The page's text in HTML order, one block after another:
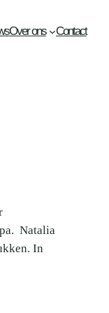
Over ons Contact
Natalia
In